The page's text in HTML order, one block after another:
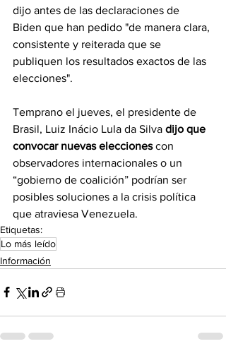
dijo antes de las declaraciones de
Biden que han pedido "de manera clara,
consistente y reiterada que se
publiquen los resultados exactos de las
elecciones".
Temprano el jueves, el presidente de
Brasil, Luiz Inácio Lula da Silva dijo que
convocar nuevas elecciones con
observadores internacionales o un
“gobierno de coalición” podrían ser
posibles soluciones a la crisis política
que atraviesa Venezuela.
Etiquetas:
Lo más leído
Información